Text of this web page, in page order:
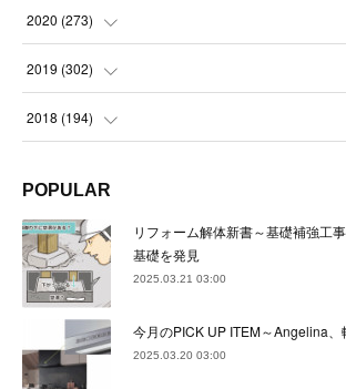
(22
(24)
22)
(22)
(22)
(25
(23
(21
(23 )
(24
(21
(24)
(23
(22
(23
(22 )
(23
(23
(22)
(24
(23
(22
(23)
(23
(22)
2020 (273)
(24
(22
(22)
(24
(24)
2019 (302)
(23
(22)
(21)
(27)
2018 (194)
(17)
(32)
(36)
POPULAR
リフォーム解体新書～基礎補強工
基礎を発見
2025.03.21 03:00
今月のPICK UP ITEM～Angelina、
2025.03.20 03:00